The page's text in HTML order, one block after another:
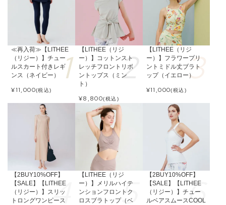
≪再入荷≫【LITHEE
（リジー）】チュー
ルスカート付きレギ
ンス（ネイビー）
¥11,000(税込)
【LITHEE（リジ
ー）】コットンスト
レッチフロントリボ
ントップス（ミン
ト）
¥8,800(税込)
【LITHEE（リジ
ー）】フラワープリ
ントミドル丈ブラト
ップ（イエロー）
¥11,000(税込)
【2BUY10%OFF】
【SALE】【LITHEE
（リジー）】スリッ
トロングワンピース
【LITHEE（リジ
ー）】メリルハイテ
ンションフロントク
ロスブラトップ（ベ
【2BUY10%OFF】
【SALE】【LITHEE
（リジー）】チュー
ルベアスムースCOOL